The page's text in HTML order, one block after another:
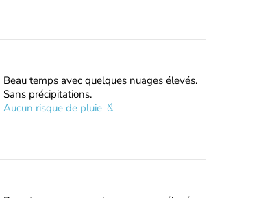
Beau temps avec quelques nuages élevés.
Sans précipitations.
Aucun risque de pluie